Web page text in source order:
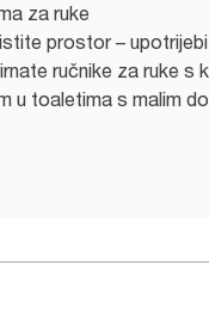
za ruke
prostor –
ručnike za ruke s
u toaletima s malim